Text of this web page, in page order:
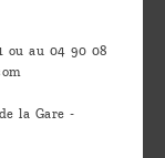
ou au 04 90 08
la Gare -